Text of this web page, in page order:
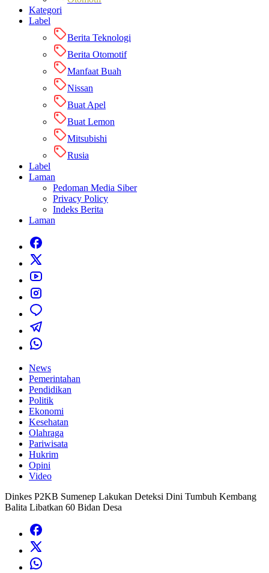
Kategori
Label
Berita Teknologi
Berita Otomotif
Manfaat Buah
Nissan
Buat Apel
Buat Lemon
Mitsubishi
Rusia
Label
Laman
Pedoman Media Siber
Privacy Policy
Indeks Berita
Laman
News
Pemerintahan
Pendidikan
Politik
Ekonomi
Kesehatan
Olahraga
Pariwisata
Hukrim
Opini
Video
Dinkes P2KB Sumenep Lakukan Deteksi Dini Tumbuh Kembang
Balita Libatkan 60 Bidan Desa